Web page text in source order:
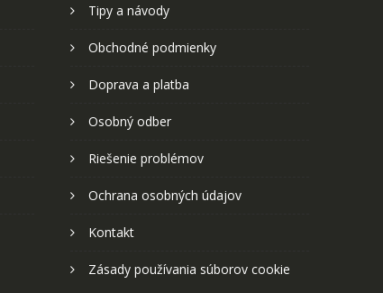
Tipy a návody
Obchodné podmienky
Doprava a platba
Osobný odber
Riešenie problémov
Ochrana osobných údajov
Kontakt
Zásady používania súborov cookie